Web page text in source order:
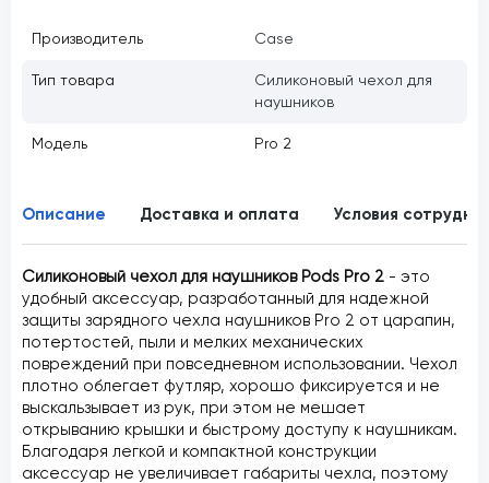
Производитель Case
Тип товара
Силиконовый чехол для
наушников
Модель Pro 2
Описание Доставка и оплата Условия
Силиконовый чехол для наушников Pods Pro 2 - это
удобный аксессуар, разработанный для надежной
защиты зарядного чехла наушников Pro 2 от царапин,
потертостей, пыли и мелких механических
повреждений при повседневном использовании. Чехол
плотно облегает футляр, хорошо фиксируется и не
выскальзывает из рук, при этом не мешает
открыванию крышки и быстрому доступу к наушникам.
Благодаря легкой и компактной конструкции
аксессуар не увеличивает габариты чехла, поэтому